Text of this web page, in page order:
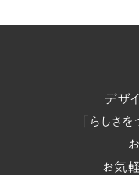
デザ
「らしさ
お気